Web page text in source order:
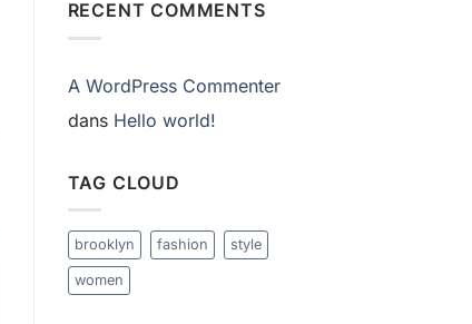
Video
RECENT COMMENTS
A WordPress Commenter
dans Hello world!
TAG CLOUD
brooklyn fashion style
women